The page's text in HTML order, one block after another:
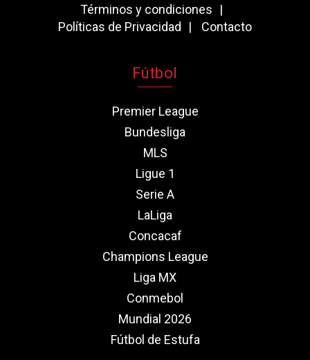
Términos y condiciones
Políticas de Privacidad
Contacto
Fútbol
Premier League
Bundesliga
MLS
Ligue 1
Serie A
LaLiga
Concacaf
Champions League
Liga MX
Conmebol
Mundial 2026
Fútbol de Estufa